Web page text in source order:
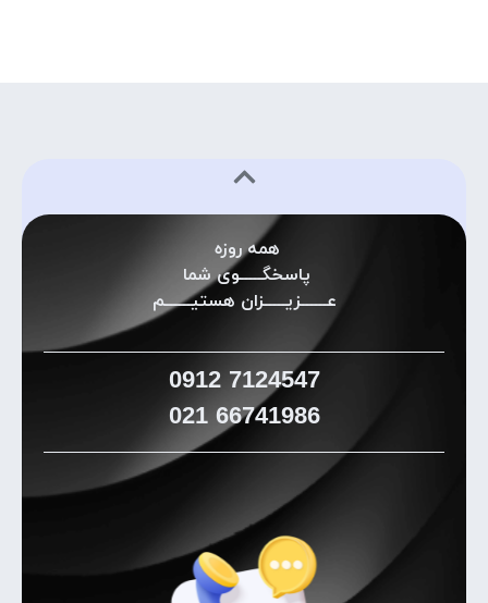
همه روزه
پاسخگـــــوی شما
عــــــزیـــــزان هستیــــــم
7124547
0912
66741986
021